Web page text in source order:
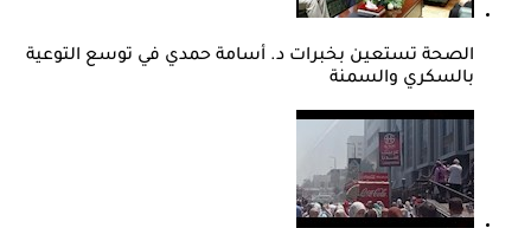
الصحة تستعين بخبرات د. أسامة حمدي في توسع التوعية
بالسكري والسمنة